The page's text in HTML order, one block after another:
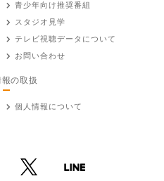
青少年向け推奨番組
スタジオ見学
テレビ視聴データについて
お問い合わせ
の取扱
個人情報について